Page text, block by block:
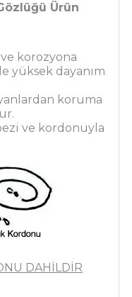
Ürün
ve korozyona
yüksek dayanım
koruma
ve kordonuyla
DAHİLDİR